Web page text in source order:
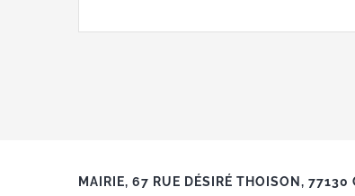
MAIRIE, 67 RUE DÉSIRÉ THOISON, 77130